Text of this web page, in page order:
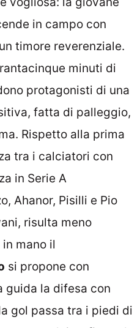
in campo con
timore reverenziale.
minuti di
protagonisti di una
fatta di palleggio,
Rispetto alla prima
tra i calciatori con
in Serie A
Ahanor, Pisilli e Pio
risulta meno
mano il
si propone con
guida la difesa con
gol passa tra i piedi di